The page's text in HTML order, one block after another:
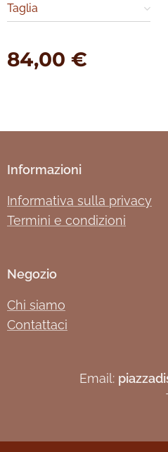
Taglia
84,00 €
Informazioni
Informativa sulla privacy
Termini e condizioni
Negozio
Chi siamo
Contattaci
Email: